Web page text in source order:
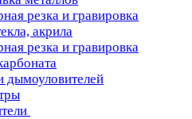
резка и гравировка
акрила
резка и гравировка
дымоуловителей